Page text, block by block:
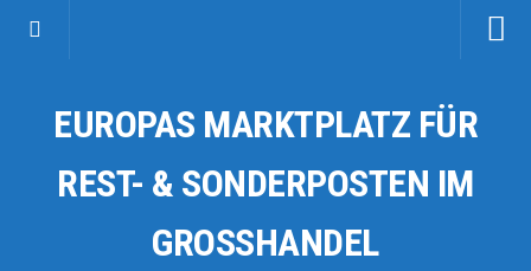
Kategorien
Auto & Motorrad
Fahrzeuge & Transport
EUROPAS MARKTPLATZ FÜR
REST- & SONDERPOSTEN IM
GROSSHANDEL